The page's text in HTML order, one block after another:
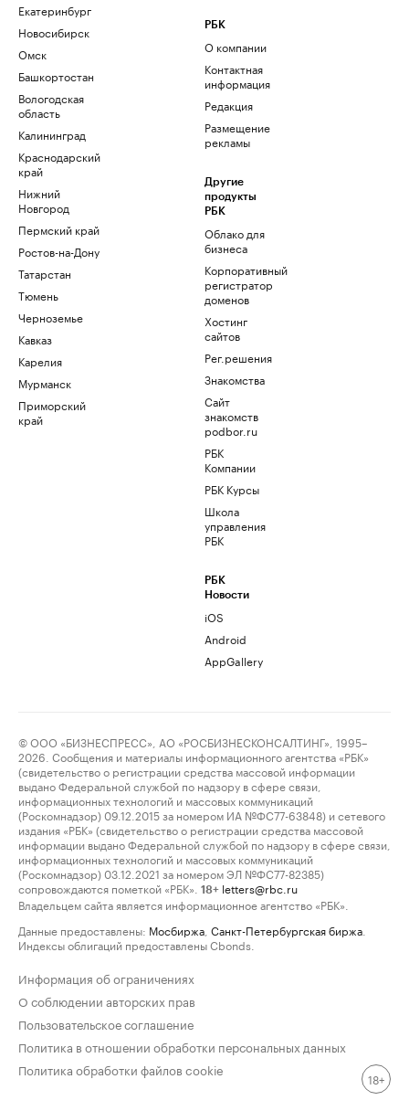
Екатеринбург
Новосибирск
Омск
Башкортостан
Вологодская
область
Калининград
Краснодарский
край
Нижний
Новгород
Пермский край
Ростов-на-Дону
Татарстан
Тюмень
Черноземье
Кавказ
Карелия
Мурманск
Приморский
край
РБК
О компании
Контактная
информация
Редакция
Размещение
рекламы
Другие
продукты
РБК
Облако для
бизнеса
Корпоративный
регистратор
доменов
Хостинг
сайтов
Рег.решения
Знакомства
Сайт
знакомств
podbor.ru
РБК
Компании
РБК Курсы
Школа
управления
РБК
РБК
Новости
iOS
Android
AppGallery
© ООО «БИЗНЕСПРЕСС», АО «РОСБИЗНЕСКОНСАЛТИНГ», 1995–
2026. Сообщения и материалы информационного агентства «РБК»
(свидетельство о регистрации средства массовой информации
выдано Федеральной службой по надзору в сфере связи,
информационных технологий и массовых коммуникаций
(Роскомнадзор) 09.12.2015 за номером ИА №ФС77-63848) и сетевого
издания «РБК» (свидетельство о регистрации средства массовой
информации выдано Федеральной службой по надзору в сфере связи,
информационных технологий и массовых коммуникаций
(Роскомнадзор) 03.12.2021 за номером ЭЛ №ФС77-82385)
сопровождаются пометкой «РБК».
18+ letters@rbc.ru
Владельцем сайта является информационное агентство «РБК».
Данные предоставлены: Мосбиржа Санкт-Петербургская биржа
Индексы облигаций предоставлены Cbonds.
Информация об ограничениях
О соблюдении авторских прав
Пользовательское соглашение
Политика в отношении обработки персональных данных
Политика обработки файлов cookie
18+